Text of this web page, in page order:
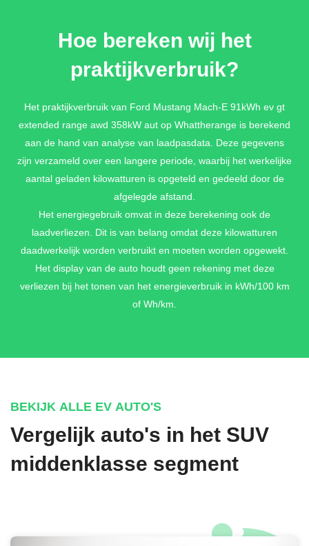
€ 3.000,-
€ 1.300,-
TECHNOLOGY PACK +
Bang & Olufsen audiosysteem met 10 speakers, waaronder een
soundbar in het dashboard (totaal 560Watt) + Elektrisch
bedienbare achterklep met handsfree-functie
Hoe bereken wij het
praktijkverbruik?
Het praktijkverbruik van Ford Mustang Mach-E 91kWh ev gt
extended range awd 358kW aut op Whattherange is berekend
aan de hand van analyse van laadpasdata. Deze gegevens
zijn verzameld over een langere periode, waarbij het werkelijke
aantal geladen kilowatturen is opgeteld en gedeeld door de
afgelegde afstand.
Het energiegebruik omvat in deze berekening ook de
laadverliezen. Dit is van belang omdat deze kilowatturen
daadwerkelijk worden verbruikt en moeten worden opgewekt.
Het display van de auto houdt geen rekening met deze
verliezen bij het tonen van het energieverbruik in kWh/100 km
of Wh/km.
BEKIJK ALLE EV AUTO'S
Vergelijk auto's in het SUV
middenklasse segment